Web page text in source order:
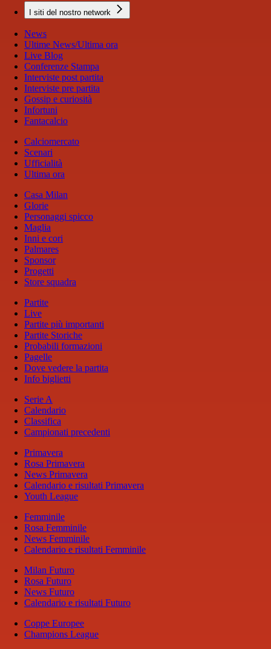
I siti del nostro network
News
Ultime News/Ultima ora
Live Blog
Conferenze Stampa
Interviste post partita
Interviste pre partita
Gossip e curiosità
Infortuni
Fantacalcio
Calciomercato
Scenari
Ufficialità
Ultima ora
Casa Milan
Glorie
Personaggi spicco
Maglia
Inni e cori
Palmares
Sponsor
Progetti
Store squadra
Partite
Live
Partite più importanti
Partite Storiche
Probabili formazioni
Pagelle
Dove vedere la partita
Info biglietti
Serie A
Calendario
Classifica
Campionati precedenti
Primavera
Rosa Primavera
News Primavera
Calendario e risultati Primavera
Youth League
Femminile
Rosa Femminile
News Femminile
Calendario e risultati Femminile
Milan Futuro
Rosa Futuro
News Futuro
Calendario e risultati Futuro
Coppe Europee
Champions League